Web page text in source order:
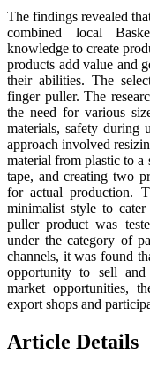
The findings revealed
combined local
knowledge to create
products add value and
their abilities. The
finger puller. The
the need for various
materials, safety during
approach involved
material from plastic to
tape, and creating two
for actual production.
minimalist style to
puller product was
under the category of
channels, it was found
opportunity to sell and
market opportunities,
export shops and
Article Details